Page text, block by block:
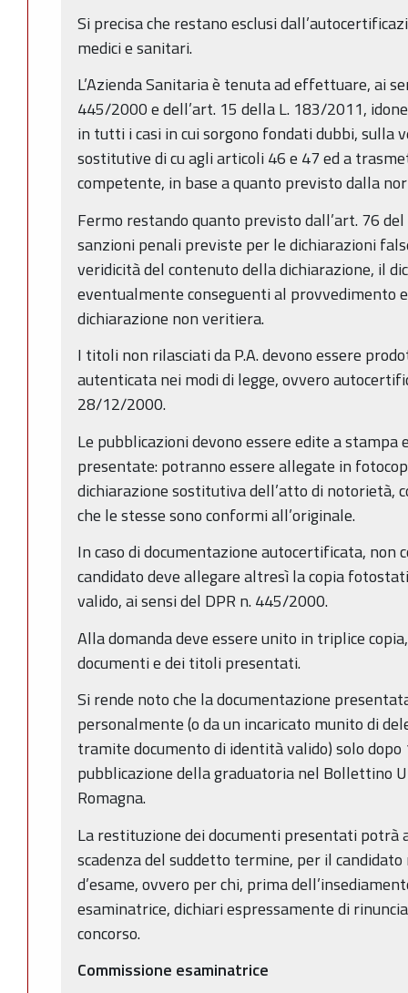
Si precisa che restano esclusi
medici e sanitari.
L’Azienda Sanitaria è tenuta ad effettuare, ai
445/2000 e dell’art. 15 della L. 183/2011,
in tutti i casi in cui sorgono fondati dubbi, sulla
sostitutive di cu agli articoli 46 e 47 ed a
competente, in base a quanto previsto dalla
Fermo restando quanto previsto dall’art. 76
sanzioni penali previste per le dichiarazioni
veridicità del contenuto della dichiarazione, il
eventualmente conseguenti al provvedimento
dichiarazione non veritiera.
I titoli non rilasciati da P.A. devono essere
autenticata nei modi di legge, ovvero
28/12/2000.
Le pubblicazioni devono essere edite a stampa
presentate: potranno essere allegate in
dichiarazione sostitutiva dell’atto di notorietà,
che le stesse sono conformi all’originale.
In caso di documentazione autocertificata, non
candidato deve allegare altresì la copia
valido, ai sensi del DPR n. 445/2000.
Alla domanda deve essere unito in triplice
documenti e dei titoli presentati.
Si rende noto che la documentazione
personalmente (o da un incaricato munito di
tramite documento di identità valido) solo
pubblicazione della graduatoria nel Bollettino
Romagna.
La restituzione dei documenti presentati potrà
scadenza del suddetto termine, per il
d’esame, ovvero per chi, prima
esaminatrice, dichiari espressamente di
concorso.
Commissione esaminatrice